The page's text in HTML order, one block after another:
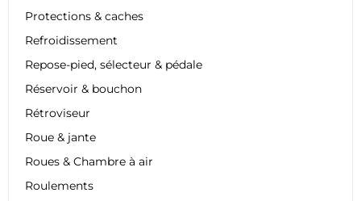
Protections & caches
Refroidissement
Repose-pied, sélecteur & pédale
Réservoir & bouchon
Rétroviseur
Roue & jante
Roues & Chambre à air
Roulements